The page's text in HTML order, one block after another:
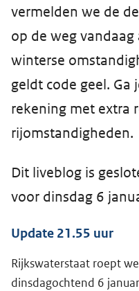
vermelden we de
op de weg vandaag
winterse
geldt code geel. Ga
rekening met extra
rijomstandigheden.
Dit liveblog is
voor dinsdag 6
Update 21.55 uur
Rijkswaterstaat roept
dinsdagochtend 6